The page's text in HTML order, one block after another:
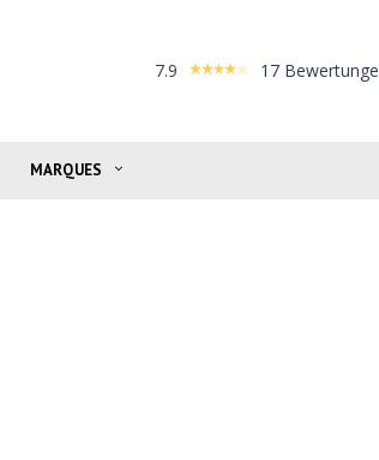
7.9 17
MARQUES